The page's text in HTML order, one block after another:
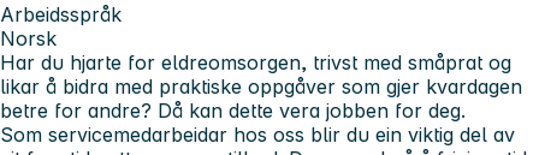
Arbeidsspråk
Norsk
Har du hjarte for eldreomsorgen, trivst med småprat og
likar å bidra med praktiske oppgåver som gjer kvardagen
betre for andre? Då kan dette vera jobben for deg.
Som servicemedarbeidar hos oss blir du ein viktig del av